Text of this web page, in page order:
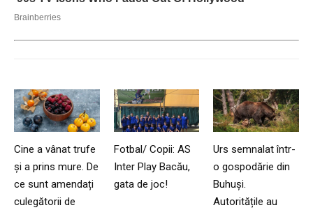
Cine a vânat trufe
și a prins mure. De
ce sunt amendați
culegătorii de
Fotbal/ Copii: AS
Inter Play Bacău,
gata de joc!
Urs semnalat într-
o gospodărie din
Buhuși.
Autoritățile au